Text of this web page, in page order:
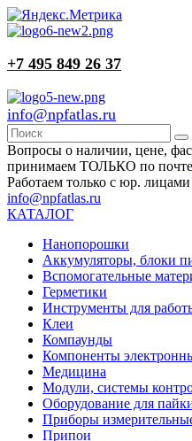
+7 495 849 26 37
info@npfatlas.ru
Вопросы о наличии, цене,
принимаем ТОЛЬКО по почте
Работаем только с юр.
info@npfatlas.ru
КАТАЛОГ
Нанопорошки
Аккумуляторы, блоки
Вспомогательные
Герметики
Инструменты для
Клеи
Компаунды
Компоненты
Медицина
Модули, системы
Оборудование для
Приборы
Припои